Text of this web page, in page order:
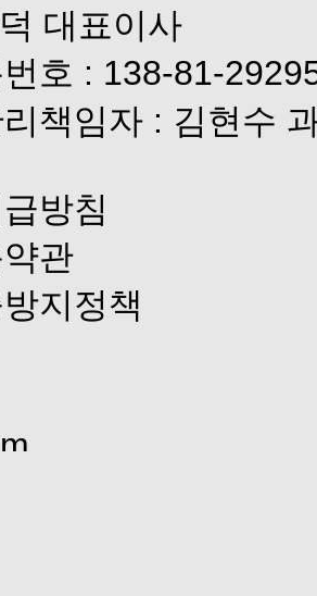
대표이사
호 : 138-81-
책임자 : 김현수
방침
관
지정책